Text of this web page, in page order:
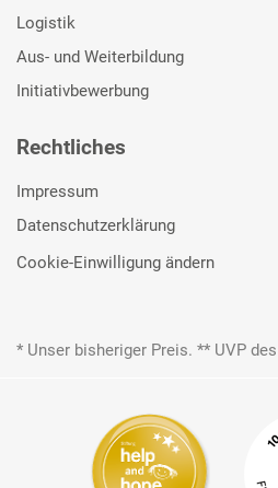
Logistik
Aus- und Weiterbildung
Initiativbewerbung
Rechtliches
Impressum
Datenschutzerklärung
Cookie-Einwilligung ändern
* Unser bisheriger Preis. ** UVP